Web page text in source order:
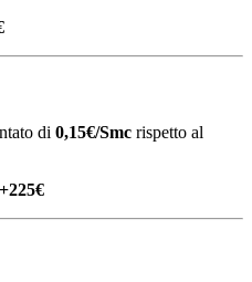
di 0,15€/Smc rispetto al
+225€